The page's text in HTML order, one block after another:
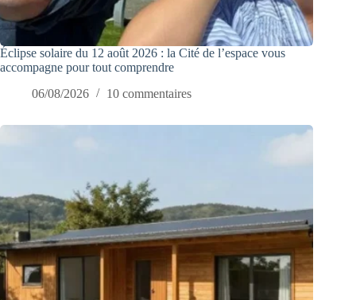
Éclipse solaire du 12 août 2026 : la Cité de l’espace vous
accompagne pour tout comprendre
06/08/2026
10 commentaires